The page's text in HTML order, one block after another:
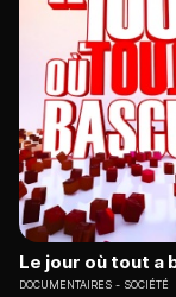
Le jour où tout a
DOCUMENTAIRES SOCIÉTÉ